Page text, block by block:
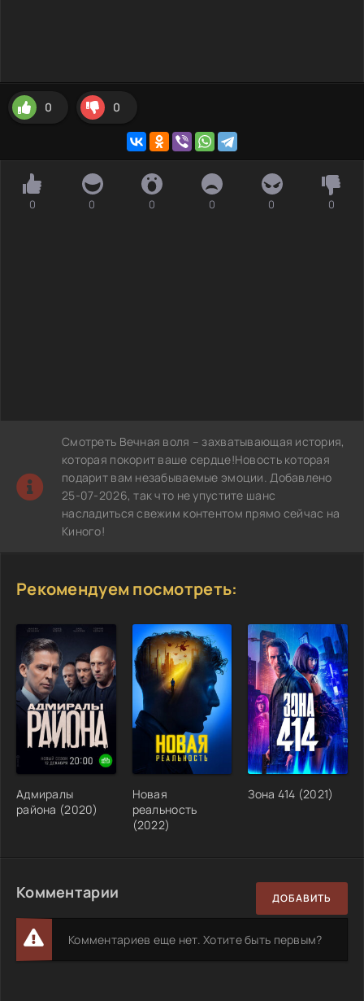
0 0
0 0 0 0 0 0
Смотреть Вечная воля – захватывающая история,
которая покорит ваше сердце!Новость которая
подарит вам незабываемые эмоции. Добавлено
25-07-2026, так что не упустите шанс
насладиться свежим контентом прямо сейчас на
Киного!
Рекомендуем посмотреть:
Адмиралы
района (2020)
Новая
реальность
(2022)
Зона 414 (2021)
Комментарии ДОБАВИТЬ
Комментариев еще нет. Хотите быть первым?